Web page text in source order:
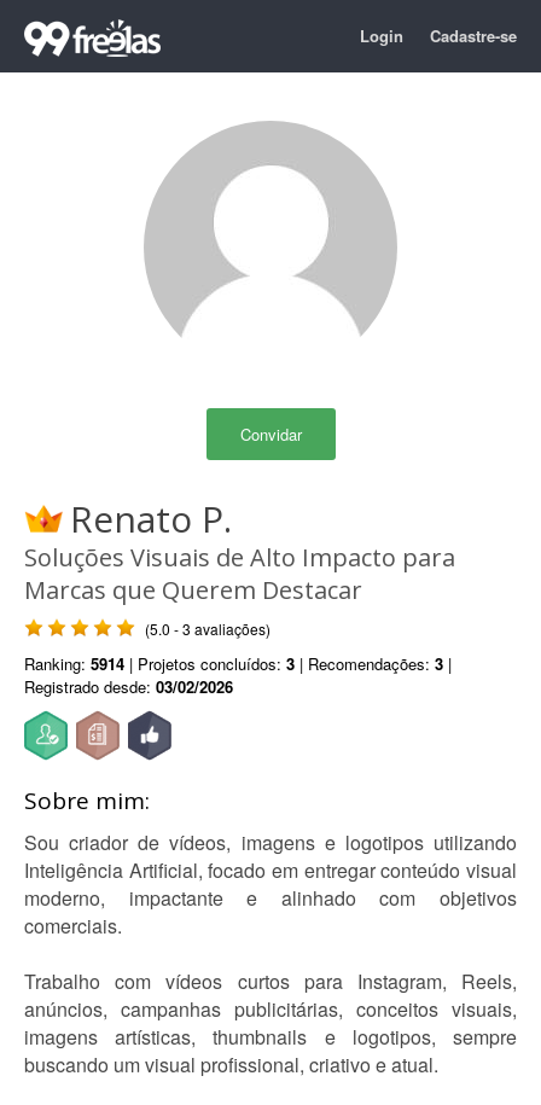
Login Cadastre-se
Convidar
Renato P.
Soluções Visuais de Alto Impacto para
Marcas que Querem Destacar
(5.0 - 3 avaliações)
Ranking: 5914 | Projetos concluídos: 3 | Recomendações: 3 |
Registrado desde: 03/02/2026
Sobre mim:
Sou criador de vídeos, imagens e logotipos utilizando
Inteligência Artificial, focado em entregar conteúdo visual
moderno, impactante e alinhado com objetivos
comerciais.
Trabalho com vídeos curtos para Instagram, Reels,
anúncios, campanhas publicitárias, conceitos visuais,
imagens artísticas, thumbnails e logotipos, sempre
buscando um visual profissional, criativo e atual.